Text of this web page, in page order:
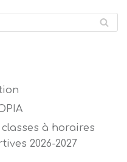
à horaires
2026-2027